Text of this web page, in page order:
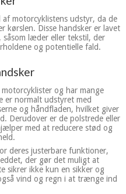
motorcyklistens udstyr, da de
kørslen. Disse handsker er lavet
læder eller tekstil, der
og potentielle fald.
og har mange
er normalt udstyret med
og håndfladen, hvilket giver
Derudover er de polstrede eller
med at reducere stød og
deres justerbare funktioner,
der gør det muligt at
sikrer ikke kun en sikker og
vind og regn i at trænge ind